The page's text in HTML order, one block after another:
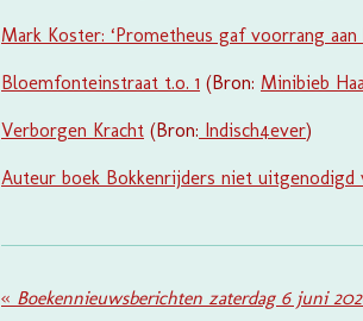
Mark Koster: ‘Prometheus gaf voorrang
Bloemfonteinstraat t.o. 1 (Bron: Minibieb
Verborgen Kracht (Bron: Indisch4ever)
Auteur boek Bokkenrijders niet
« Boekennieuwsberichten zaterdag 6 juni